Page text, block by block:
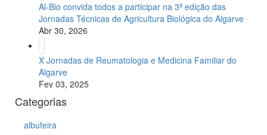
Al-Bio convida todos a participar na 3ª edição das
Jornadas Técnicas de Agricultura Biológica do Algarve
Abr 30, 2026
X Jornadas de Reumatologia e Medicina Familiar do
Algarve
Fev 03, 2025
Categorias
albufeira